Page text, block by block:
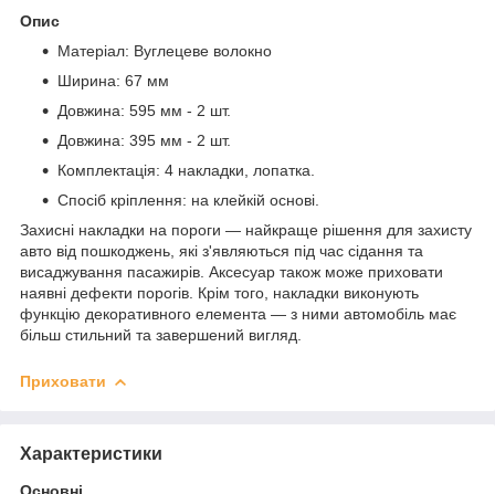
Опис
Матеріал: Вуглецеве волокно
Ширина: 67 мм
Довжина: 595 мм - 2 шт.
Довжина: 395 мм - 2 шт.
Комплектація: 4 накладки, лопатка.
Спосіб кріплення: на клейкій основі.
Захисні накладки на пороги — найкраще рішення для захисту
авто від пошкоджень, які з'являються під час сідання та
висаджування пасажирів. Аксесуар також може приховати
наявні дефекти порогів. Крім того, накладки виконують
функцію декоративного елемента — з ними автомобіль має
більш стильний та завершений вигляд.
Приховати
Характеристики
Основні